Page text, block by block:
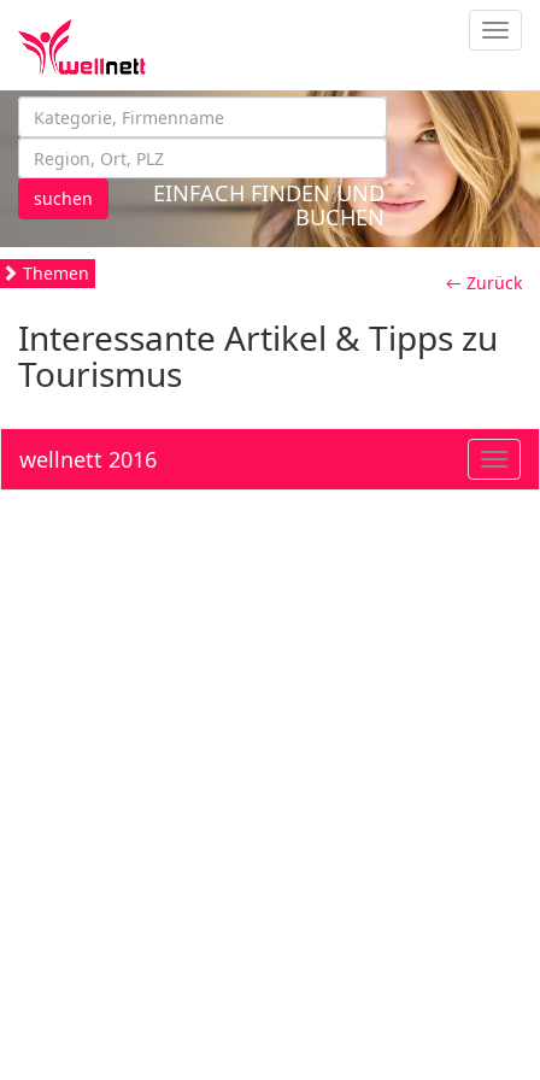
suchen
EINFACH FINDEN UND
BUCHEN
Themen ← Zurück
Interessante Artikel & Tipps zu
Tourismus
wellnett 2016